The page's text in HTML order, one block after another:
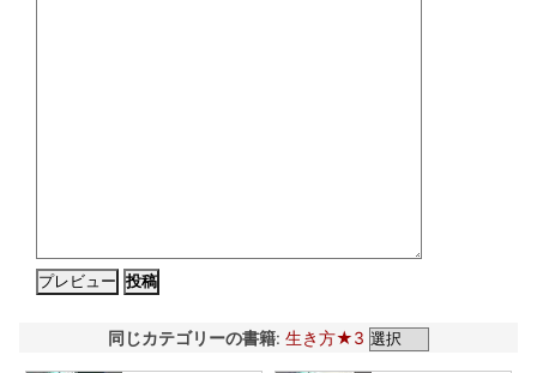
同じカテゴリーの書籍: 生き方★3